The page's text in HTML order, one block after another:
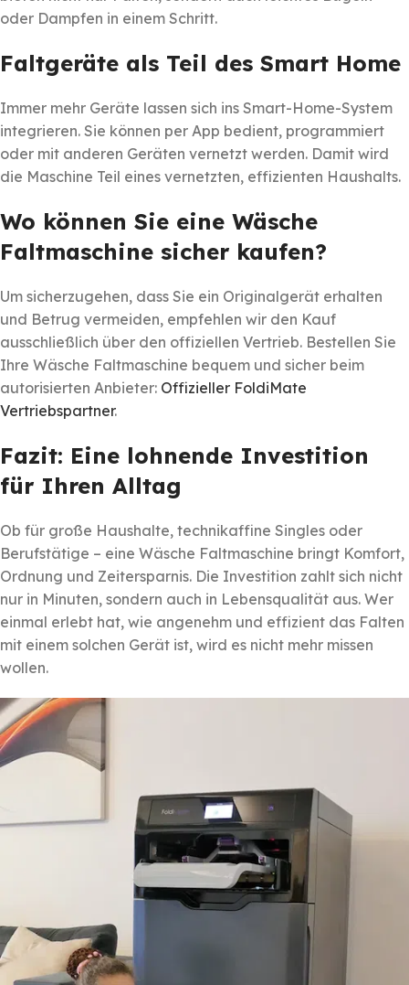
oder Dampfen in einem Schritt.
Faltgeräte als Teil des Smart Home
Immer mehr Geräte lassen sich ins Smart-Home-System
integrieren. Sie können per App bedient, programmiert
oder mit anderen Geräten vernetzt werden. Damit wird
die Maschine Teil eines vernetzten, effizienten Haushalts.
Wo können Sie eine Wäsche
Faltmaschine sicher kaufen?
Um sicherzugehen, dass Sie ein Originalgerät erhalten
und Betrug vermeiden, empfehlen wir den Kauf
ausschließlich über den offiziellen Vertrieb. Bestellen Sie
Ihre Wäsche Faltmaschine bequem und sicher beim
autorisierten Anbieter: Offizieller FoldiMate
Vertriebspartner.
Fazit: Eine lohnende Investition
für Ihren Alltag
Ob für große Haushalte, technikaffine Singles oder
Berufstätige – eine Wäsche Faltmaschine bringt Komfort,
Ordnung und Zeitersparnis. Die Investition zahlt sich nicht
nur in Minuten, sondern auch in Lebensqualität aus. Wer
einmal erlebt hat, wie angenehm und effizient das Falten
mit einem solchen Gerät ist, wird es nicht mehr missen
wollen.